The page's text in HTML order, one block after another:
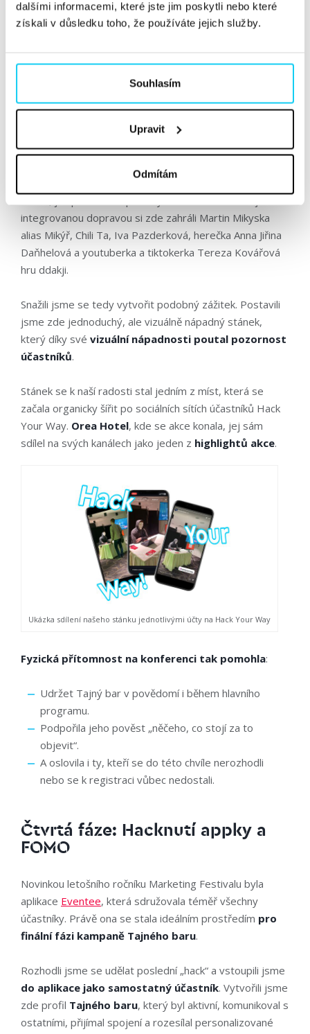
dalšími informacemi, které jste jim poskytli nebo které
získali v důsledku toho, že používáte jejich služby.
Souhlasím
Upravit
Odmítám
Třetí fáze: Offline aktivace ve
stylu Squid Game
Součástí našeho partnerství s Marketing Festivalem byla
Hack Your Way
výrazné offline aktivaci, která by nejen zaujala
návštěvníky, ale zároveň udržela Tajný bar v centru
pozornosti.
Inspirací nám byla letošní kampaň Netflixu k seriálu
integrovanou dopravou si zde zahráli Martin Mikyska
alias Mikýř, Chili Ta, Iva Pazderková, herečka Anna Jiřina
Daňhelová a youtuberka a tiktokerka Tereza Kovářová
hru ddakji.
Snažili jsme se tedy vytvořit podobný zážitek. Postavili
jsme zde jednoduchý, ale vizuálně nápadný stánek,
který díky své vizuální nápadnosti poutal pozornost
účastníků.
Stánek se k naší radosti stal jedním z míst, která se
začala organicky šířit po sociálních sítích účastníků Hack
Your Way. Orea Hotel, kde se akce konala, jej sám
sdílel na svých kanálech jako jeden z highlightů akce.
Ukázka sdílení našeho stánku jednotlivými účty na Hack Your Way
Fyzická přítomnost na konferenci tak pomohla:
Udržet Tajný bar v povědomí i během hlavního
programu.
Podpořila jeho pověst „něčeho, co stojí za to
objevit“.
A oslovila i ty, kteří se do této chvíle nerozhodli
nebo se k registraci vůbec nedostali.
Čtvrtá fáze: Hacknutí appky a
FOMO
Novinkou letošního ročníku Marketing Festivalu byla
aplikace Eventee, která sdružovala téměř všechny
účastníky. Právě ona se stala ideálním prostředím pro
finální fázi kampaně Tajného baru.
Rozhodli jsme se udělat poslední „hack“ a vstoupili jsme
do aplikace jako samostatný účastník. Vytvořili jsme
zde profil Tajného baru, který byl aktivní, komunikoval s
ostatními, přijímal spojení a rozesílal personalizované